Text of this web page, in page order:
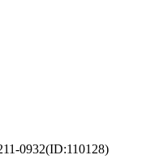
0932(ID:110128)